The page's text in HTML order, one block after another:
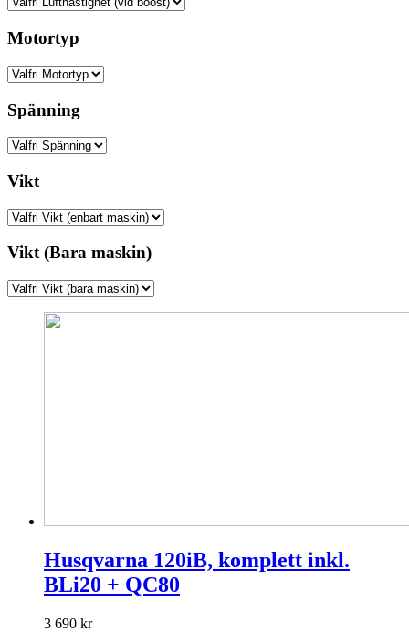
Motortyp
Spänning
Vikt
Vikt (Bara maskin)
Husqvarna 120iB, komplett inkl.
BLi20 + QC80
3 690 kr